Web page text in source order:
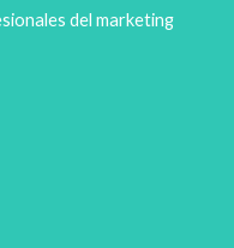
del marketing